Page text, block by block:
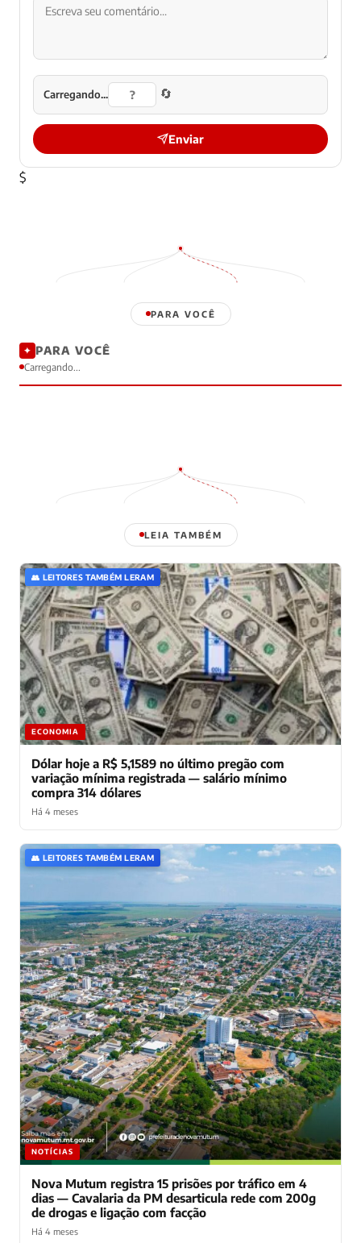
Carregando... 🔄
Enviar
$
PARA VOCÊ
✦ PARA VOCÊ
Carregando...
LEIA TAMBÉM
👥 LEITORES TAMBÉM LERAM
ECONOMIA
Dólar hoje a R$ 5,1589 no último pregão com
variação mínima registrada — salário mínimo
compra 314 dólares
Há 4 meses
👥 LEITORES TAMBÉM LERAM
NOTÍCIAS
Nova Mutum registra 15 prisões por tráfico em 4
dias — Cavalaria da PM desarticula rede com 200g
de drogas e ligação com facção
Há 4 meses